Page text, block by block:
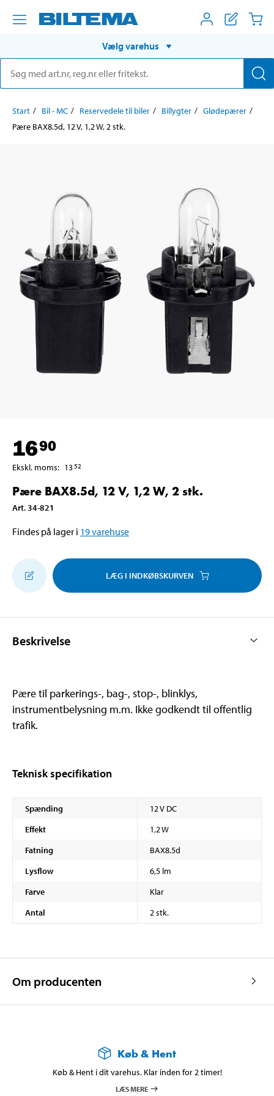
Vælg varehus
Start Bil - MC Reservedele til biler Billygter
Glødepærer
Pære BAX8.5d, 12 V, 1,2 W, 2 stk.
1690
Ekskl. moms: 1352
Pære BAX8.5d, 12 V, 1,2 W, 2 stk.
Art. 34-821
Findes på lager i 19varehuse
LÆG I INDKØBSKURVEN
Beskrivelse
Pære til parkerings-, bag-, stop-, blinklys,
instrumentbelysning m.m. Ikke godkendt til offentlig
trafik.
Teknisk specifikation
Spænding
12 V DC
Effekt
1,2 W
Fatning
BAX8.5d
Lysflow
6,5 lm
Farve
Klar
Antal
2 stk.
Om producenten
Køb & Hent
Køb & Hent i dit varehus. Klar inden for 2 timer!
LÆS MERE